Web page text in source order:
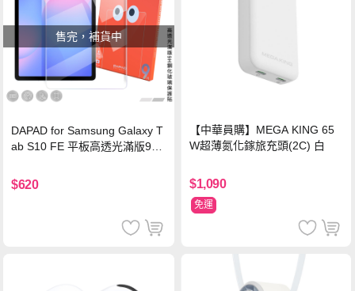
售完，補貨中
DAPAD for Samsung Galaxy T
ab S10 FE 平板高透光滿版9H
$620
【中華員購】MEGA KING 65
W超薄氮化鎵旅充頭(2C) 白
$1,090
免運